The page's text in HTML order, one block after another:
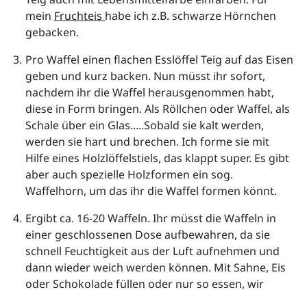
mein Fruchteis habe ich z.B. schwarze Hörnchen
gebacken.
Pro Waffel einen flachen Esslöffel Teig auf das Eisen
geben und kurz backen. Nun müsst ihr sofort,
nachdem ihr die Waffel herausgenommen habt,
diese in Form bringen. Als Röllchen oder Waffel, als
Schale über ein Glas.....Sobald sie kalt werden,
werden sie hart und brechen. Ich forme sie mit
Hilfe eines Holzlöffelstiels, das klappt super. Es gibt
aber auch spezielle Holzformen ein sog.
Waffelhorn, um das ihr die Waffel formen könnt.
Ergibt ca. 16-20 Waffeln. Ihr müsst die Waffeln in
einer geschlossenen Dose aufbewahren, da sie
schnell Feuchtigkeit aus der Luft aufnehmen und
dann wieder weich werden können. Mit Sahne, Eis
oder Schokolade füllen oder nur so essen, wir